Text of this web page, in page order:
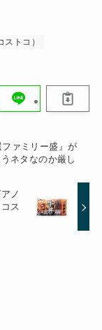
トコ）
ファミリー盛』が
ネタなのか厳し
ノ
ス